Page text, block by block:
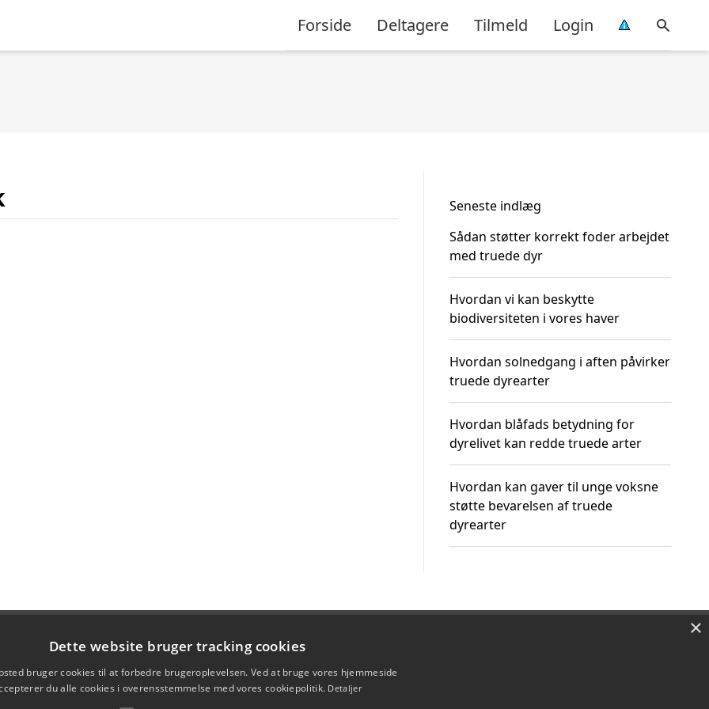
Forside Deltagere Tilmeld Login
Seneste indlæg
Sådan støtter korrekt foder arbejdet
med truede dyr
Hvordan vi kan beskytte
biodiversiteten i vores haver
Hvordan solnedgang i aften påvirker
truede dyrearter
Hvordan blåfads betydning for
dyrelivet kan redde truede arter
Hvordan kan gaver til unge voksne
støtte bevarelsen af truede
dyrearter
×
Dette website bruger tracking cookies
bruger cookies til at forbedre brugeroplevelsen. Ved at bruge vores hjemmeside
du alle cookies i overensstemmelse med vores cookiepolitik. Detaljer